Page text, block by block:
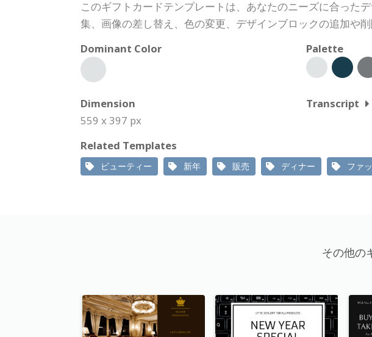
このギフトカードテンプレートは、あなたのニーズに合った
集、画像の差し替え、色の変更、デザインブロックの追加や削
Dominant Color
Palette
Dimension
559 x 397 px
Transcript
Related Templates
ビューティー 新年 販売 ディナー ファ
その他の